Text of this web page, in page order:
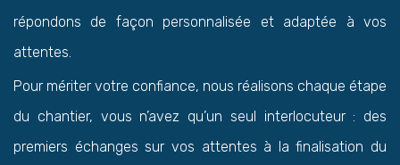
répondons de façon personnalisée et adaptée à vos
attentes.
Pour mériter votre confiance, nous réalisons chaque étape
du chantier, vous n’avez qu’un seul interlocuteur : des
premiers échanges sur vos attentes à la finalisation du